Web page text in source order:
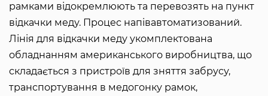
рамками відокремлюють та перевозять на пункт
відкачки меду. Процес напівавтоматизований.
Лінія для відкачки меду укомплектована
обладнанням американського виробництва, що
складається з пристроїв для зняття забрусу,
транспортування в медогонку рамок,